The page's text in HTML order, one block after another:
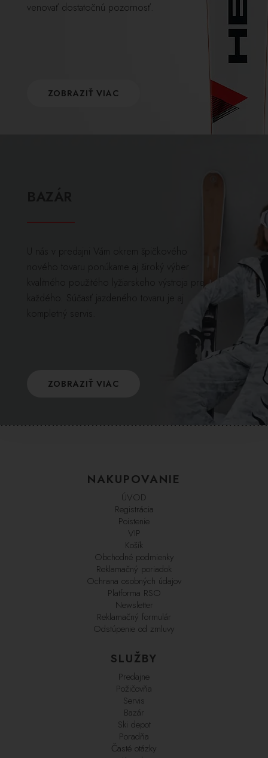
venovať dostatočnú pozornosť.
ZOBRAZIŤ VIAC
U nás v predajni Vám okrem špičkového
nového tovaru ponúkame aj široký výber
kvalitného použitého lyžiarskeho výstroja pre
každého. Súčasť jazdeného tovaru je aj
kompletný servis.
ZOBRAZIŤ VIAC
NAKUPOVANIE
ÚVOD
Registrácia
Poistenie
VIP
Košík
Obchodné podmienky
Reklamačný poriadok
Ochrana osobných údajov
Platforma RSO
Newsletter
Reklamačný formulár
Odstúpenie od zmluvy
SLUŽBY
Predajne
Požičovňa
Servis
Bazár
Ski depot
Poradňa
Časté otázky